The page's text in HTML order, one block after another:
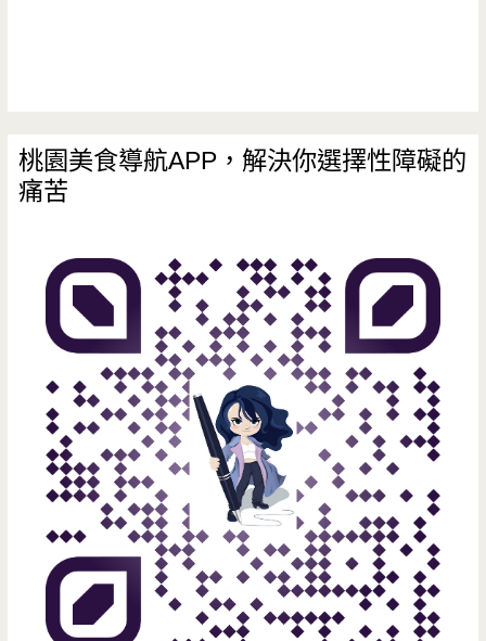
桃園美食導航APP，解決你選擇性障礙的
痛苦